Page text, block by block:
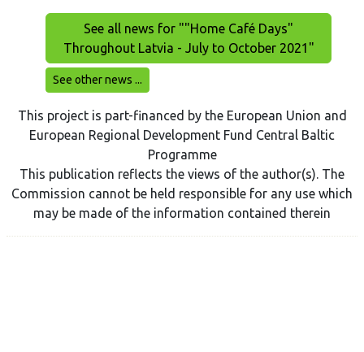
See all news for ""Home Café Days"
Throughout Latvia - July to October 2021"
See other news ...
This project is part-financed by the European Union and
European Regional Development Fund Central Baltic
Programme
This publication reflects the views of the author(s). The
Commission cannot be held responsible for any use which
may be made of the information contained therein